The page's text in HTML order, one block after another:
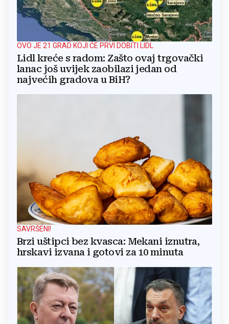
OVO JE 21 GRAD KOJI ĆE PRVI DOBITI LIDL
Lidl kreće s radom: Zašto ovaj trgovački
lanac još uvijek zaobilazi jedan od
najvećih gradova u BiH?
SAVRŠENI!
Brzi uštipci bez kvasca: Mekani iznutra,
hrskavi izvana i gotovi za 10 minuta